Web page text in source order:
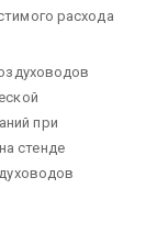
расхода
при
стенде